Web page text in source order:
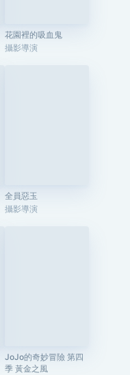
花園裡的吸血鬼
攝影導演
全員惡玉
攝影導演
JoJo的奇妙冒險 第四
季 黃金之風